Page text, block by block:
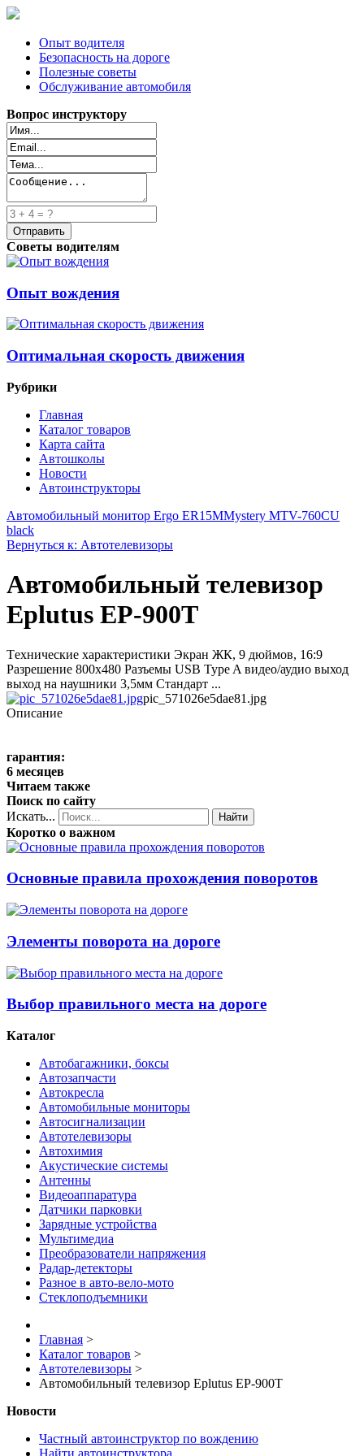
Опыт водителя
Безопасность на дороге
Полезные советы
Обслуживание автомобиля
Вопрос инструктору
Советы водителям
Опыт вождения
Оптимальная скорость движения
Рубрики
Главная
Каталог товаров
Карта сайта
Автошколы
Новости
Автоинструкторы
Автомобильный монитор Ergo ER15MMystery MTV-760CU
black
Вернуться к: Автотелевизоры
Автомобильный телевизор
Eplutus EP-900T
Тeхнические характеристики Экран ЖК, 9 дюймов, 16:9
Разрешение 800х480 Разъемы USB Type A видео/аудио выход
выход на наушники 3,5мм Стандарт ...
pic_571026e5dae81.jpg
Описание
гарантия:
6 месяцев
Читаем также
Поиск по сайту
Искать...
Найти
Коротко о важном
Основные правила прохождения поворотов
Элементы поворота на дороге
Выбор правильного места на дороге
Каталог
Автобагажники, боксы
Автозапчасти
Автокресла
Автомобильные мониторы
Автосигнализации
Автотелевизоры
Автохимия
Акустические системы
Антенны
Видеоаппаратура
Датчики парковки
Зарядные устройства
Мультимедиа
Преобразователи напряжения
Радар-детекторы
Разное в авто-вело-мото
Стеклоподъемники
Главная >
Каталог товаров >
Автотелевизоры >
Автомобильный телевизор Eplutus EP-900T
Новости
Частный автоинструктор по вождению
Найти автоинструктора